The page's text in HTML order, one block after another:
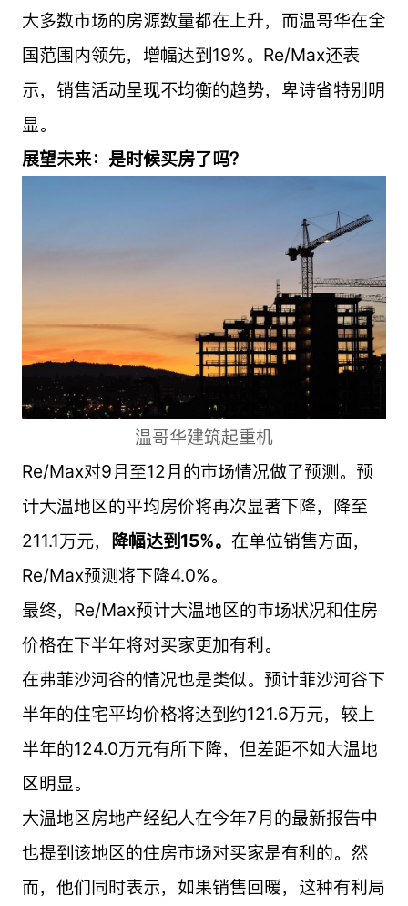
大多数市场的房源数量都在上升，而温哥华在全
国范围内领先，增幅达到19%。Re/Max还表
示，销售活动呈现不均衡的趋势，卑诗省特别明
显。
展望未来：是时候买房了吗？
温哥华建筑起重机
Re/Max对9月至12月的市场情况做了预测。预
计大温地区的平均房价将再次显著下降，降至
211.1万元， 降幅达到15%。 在单位销售方面，
Re/Max预测将下降4.0%。
最终，Re/Max预计大温地区的市场状况和住房
价格在下半年将对买家更加有利。
在弗菲沙河谷的情况也是类似。预计菲沙河谷下
半年的住宅平均价格将达到约121.6万元，较上
半年的124.0万元有所下降，但差距不如大温地
区明显。
大温地区房地产经纪人在今年7月的最新报告中
也提到该地区的住房市场对买家是有利的。然
而，他们同时表示，如果销售回暖，这种有利局